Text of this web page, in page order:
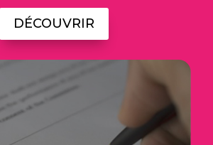
DÉCOUVRIR